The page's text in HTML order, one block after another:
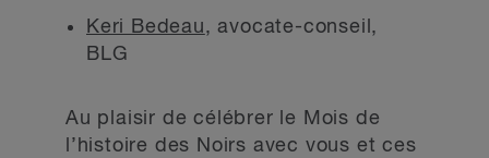
Keri Bedeau, avocate-conseil,
BLG
Au plaisir de célébrer le Mois de
l’histoire des Noirs avec vous et ces